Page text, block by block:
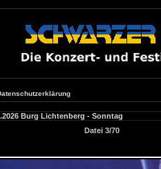
Burg Lichtenberg - Sonntag
Datei 3/70